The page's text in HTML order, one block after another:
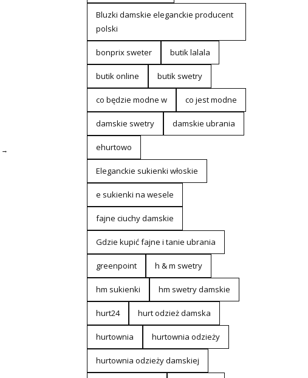
→
Bluzki damskie eleganckie producent
polski
bonprix sweter butik lalala
butik online butik swetry
co będzie modne w co jest modne
damskie swetry damskie ubrania
ehurtowo
Eleganckie sukienki włoskie
e sukienki na wesele
fajne ciuchy damskie
Gdzie kupić fajne i tanie ubrania
greenpoint h & m swetry
hm sukienki hm swetry damskie
hurt24 hurt odzież damska
hurtownia hurtownia odzieży
hurtownia odzieży damskiej